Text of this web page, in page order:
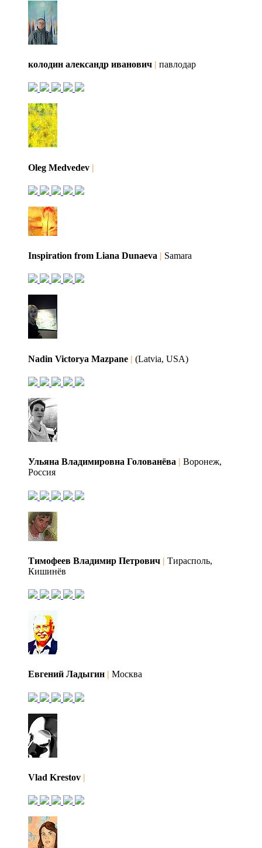
колодин александр иванович | павлодар
Oleg Medvedev |
Inspiration from Liana Dunaeva | Samara
Nadin Victorya Mazpane | (Latvia, USA)
Ульяна Владимировна Голованёва | Воронеж,
Россия
Тимофеев Владимир Петрович | Тирасполь,
Кишинёв
Евгений Ладыгин | Москва
Vlad Krestov |